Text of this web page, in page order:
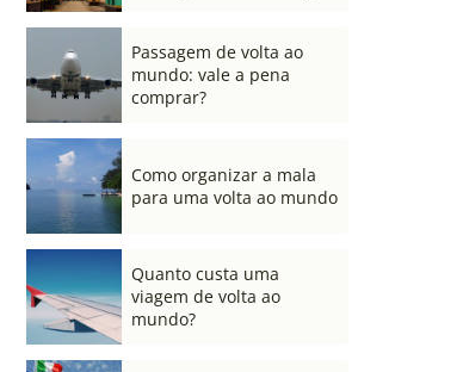
Passagem de volta ao
mundo: vale a pena
comprar?
Como organizar a mala
para uma volta ao mundo
Quanto custa uma
viagem de volta ao
mundo?